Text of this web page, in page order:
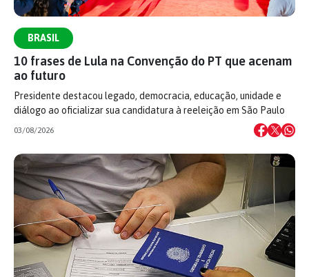
BRASIL
10 frases de Lula na Convenção do PT que acenam
ao futuro
Presidente destacou legado, democracia, educação, unidade e
diálogo ao oficializar sua candidatura à reeleição em São Paulo
03/08/2026